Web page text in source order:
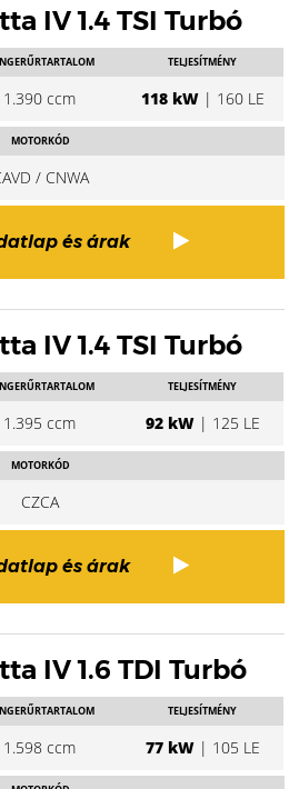
IV 1.4 TSI Turbó
1.390 ccm
TELJESÍTMÉNY
118 kW| 160 LE
MOTORKÓD
/ CNWA
és árak
IV 1.4 TSI Turbó
1.395 ccm
TELJESÍTMÉNY
92 kW| 125 LE
MOTORKÓD
CZCA
és árak
IV 1.6 TDI Turbó
1.598 ccm
TELJESÍTMÉNY
77 kW| 105 LE